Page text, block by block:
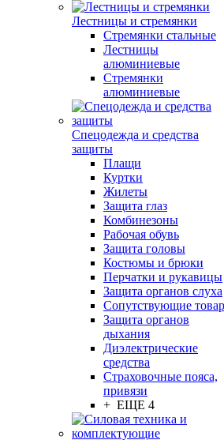
Лестницы и стремянки
Стремянки стальные
Лестницы
алюминиевые
Стремянки
алюминиевые
Спецодежда и средства
защиты
Плащи
Куртки
Жилеты
Защита глаз
Комбинезоны
Рабочая обувь
Защита головы
Костюмы и брюки
Перчатки и рукавицы
Защита органов слуха
Сопутствующие
Защита органов
дыхания
Диэлектрические
средства
Страховочные пояса,
привязи
+ ЕЩЕ 4